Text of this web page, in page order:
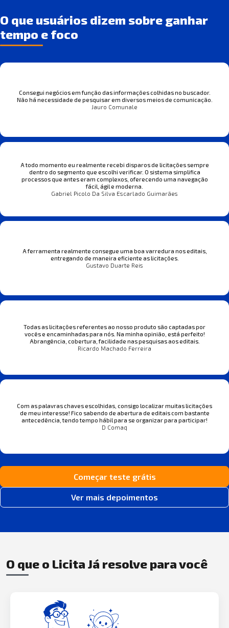
O que usuários dizem sobre ganhar
tempo e foco
Consegui negócios em função das informações colhidas no buscador.
Não há necessidade de pesquisar em diversos meios de comunicação.
Jauro Comunale
A todo momento eu realmente recebi disparos de licitações sempre
dentro do segmento que escolhi verificar. O sistema simplifica
processos que antes eram complexos, oferecendo uma navegação
fácil, ágil e moderna.
Gabriel Picolo Da Silva Escarlado Guimarães
A ferramenta realmente consegue uma boa varredura nos editais,
entregando de maneira eficiente as licitações.
Gustavo Duarte Reis
Todas as licitações referentes ao nosso produto são captadas por
vocês e encaminhadas para nós. Na minha opinião, está perfeito!
Abrangência, cobertura, facilidade nas pesquisas aos editais.
Ricardo Machado Ferreira
Com as palavras chaves escolhidas, consigo localizar muitas licitações
de meu interesse! Fico sabendo de abertura de editais com bastante
antecedência, tendo tempo hábil para se organizar para participar!
D Comaq
Começar teste grátis
Ver mais depoimentos
O que o Licita Já resolve para você